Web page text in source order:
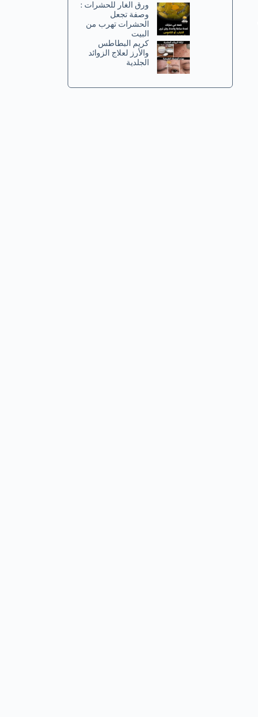
ورق الغار للحشرات :
وصفة تجعل
الحشرات تهرب من
البيت
كريم البطاطس
والأرز لعلاج الزوائد
الجلدية